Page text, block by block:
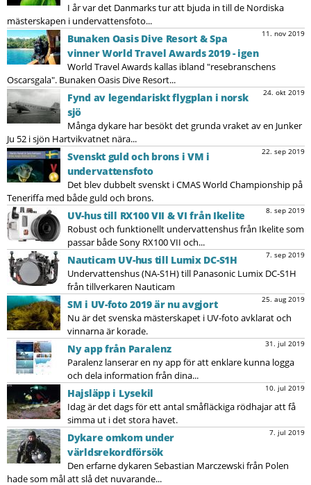
I år var det Danmarks tur att bjuda in till de Nordiska
mästerskapen i undervattensfoto...
11. nov 2019
Bunaken Oasis Dive Resort & Spa
vinner World Travel Awards 2019 - igen
World Travel Awards kallas ibland "resebranschens
Oscarsgala". Bunaken Oasis Dive Resort...
24. okt 2019
Fynd av legendariskt flygplan i norsk
sjö
Många dykare har besökt det grunda vraket av en Junker
Ju 52 i sjön Hartvikvatnet nära...
22. sep 2019
Svenskt guld och brons i VM i
undervattensfoto
Det blev dubbelt svenskt i CMAS World Championship på
Teneriffa med både guld och brons.
8. sep 2019
UV-hus till RX100 VII & VI från Ikelite
Robust och funktionellt undervattenshus från Ikelite som
passar både Sony RX100 VII och...
7. sep 2019
Nauticam UV-hus till Lumix DC-S1H
Undervattenshus (NA-S1H) till Panasonic Lumix DC-S1H
från tillverkaren Nauticam
25. aug 2019
SM i UV-foto 2019 är nu avgjort
Nu är det svenska mästerskapet i UV-foto avklarat och
vinnarna är korade.
31. jul 2019
Ny app från Paralenz
Paralenz lanserar en ny app för att enklare kunna logga
och dela information från dina...
10. jul 2019
Hajsläpp i Lysekil
Idag är det dags för ett antal småfläckiga rödhajar att få
simma ut i det stora havet.
7. jul 2019
Dykare omkom under
världsrekordförsök
Den erfarne dykaren Sebastian Marczewski från Polen
hade som mål att slå det nuvarande...